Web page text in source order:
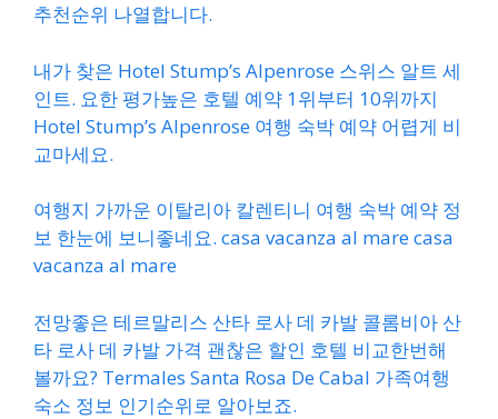
추천순위 나열합니다.
내가 찾은 Hotel Stump’s Alpenrose 스위스 알트 세
인트. 요한 평가높은 호텔 예약 1위부터 10위까지
Hotel Stump’s Alpenrose 여행 숙박 예약 어렵게 비
교마세요.
여행지 가까운 이탈리아 칼렌티니 여행 숙박 예약 정
보 한눈에 보니좋네요. casa vacanza al mare casa
vacanza al mare
전망좋은 테르말리스 산타 로사 데 카발 콜롬비아 산
타 로사 데 카발 가격 괜찮은 할인 호텔 비교한번해
볼까요? Termales Santa Rosa De Cabal 가족여행
숙소 정보 인기순위로 알아보죠.